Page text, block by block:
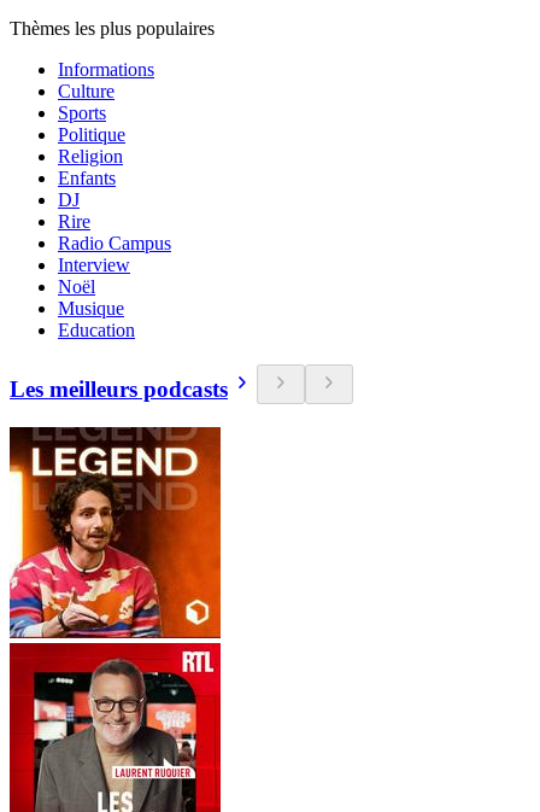
Thèmes les plus populaires
Informations
Culture
Sports
Politique
Religion
Enfants
DJ
Rire
Radio Campus
Interview
Noël
Musique
Education
Les meilleurs podcasts